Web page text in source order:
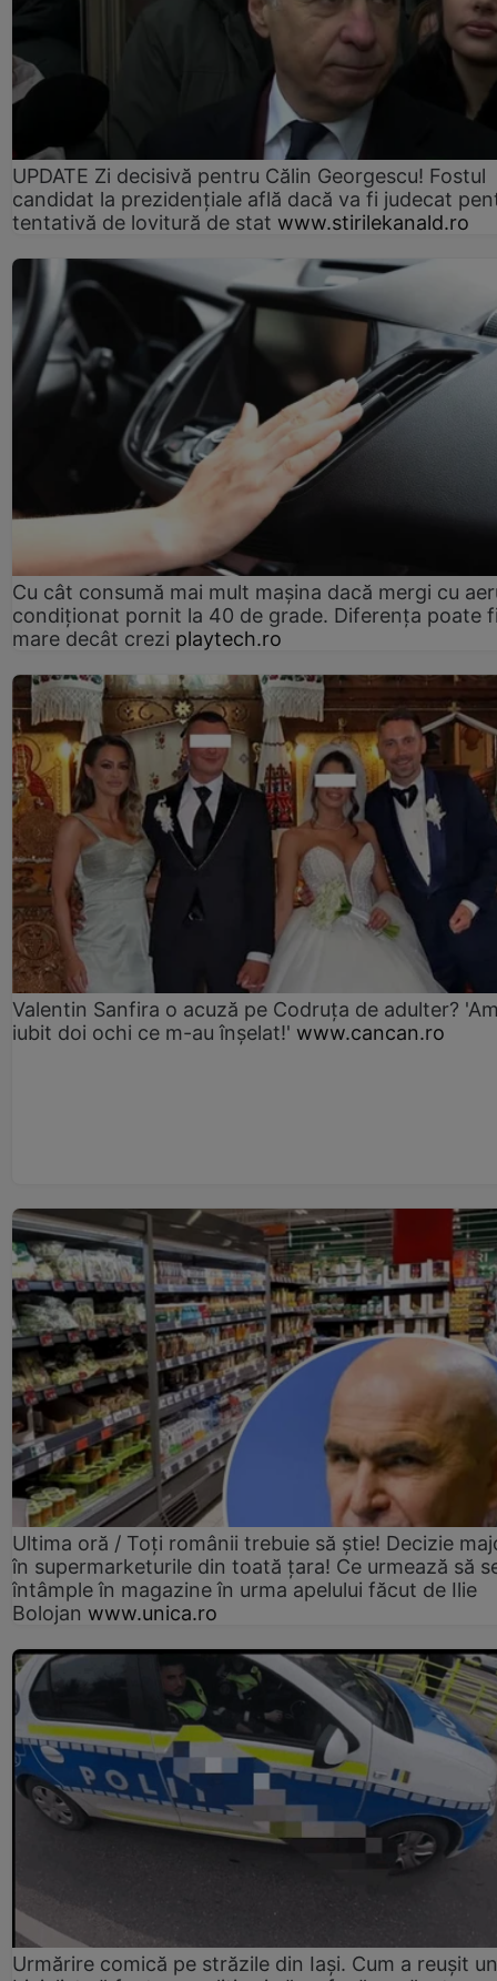
UPDATE Zi decisivă pentru Călin Georgescu! Fostul
candidat la prezidențiale află dacă va fi judecat
tentativă de lovitură de stat www.stirilekanald.ro
Cu cât consumă mai mult mașina dacă mergi cu
condiționat pornit la 40 de grade. Diferența poate
mare decât crezi playtech.ro
Valentin Sanfira o acuză pe Codruța de adulter?
iubit doi ochi ce m-au înșelat!' www.cancan.ro
Ultima oră / Toți românii trebuie să știe! Decizie
în supermarketurile din toată țara! Ce urmează să
întâmple în magazine în urma apelului făcut de Ilie
Bolojan www.unica.ro
Urmărire comică pe străzile din Iași. Cum a reușit un